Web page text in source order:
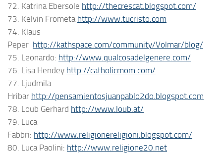
72. Katrina Ebersole http://thecrescat.blogspot.com/
73. Kelvin Frometa http://www.tucristo.com
74. Klaus
Peper http://kathspace.com/community/Volmar/blog/
75. Leonardo: http://www.qualcosadelgenere.com/
76. Lisa Hendey http://catholicmom.com/
77. Ljudmila
Hribar http://pensamientosjuanpablo2do.blogspot.com
78. Loub Gerhard http://www.loub.at/
79. Luca
Fabbri: http://www.religionereligioni.blogspot.com/
80. Luca Paolini: http://www.religione20.net